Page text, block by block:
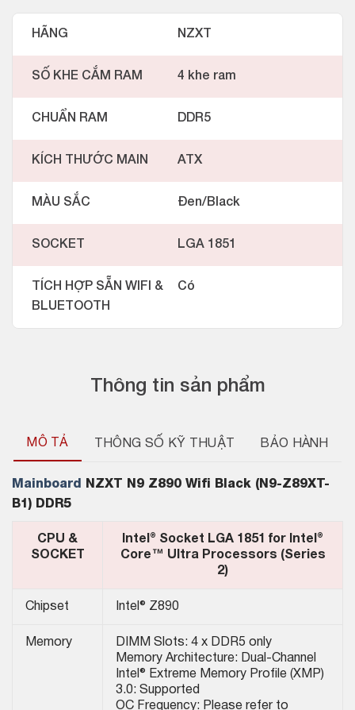
Thông tin sản phẩm
MÔ TẢ THÔNG SỐ KỸ THUẬT BẢO HÀNH
Mainboard
NZXT N9 Z890 Wifi Black (N9-Z89XT-
B1) DDR5
CPU &
SOCKET
Intel® Socket LGA 1851 for Intel®
Core™ Ultra Processors (Series
2)
Chipset Intel® Z890
Memory
DIMM Slots: 4 x DDR5 only
Memory Architecture: Dual-Channel
Intel® Extreme Memory Profile (XMP)
3.0: Supported
OC Frequency: Please refer to
HÃNG NZXT
SỐ KHE CẮM RAM 4 khe ram
CHUẨN RAM DDR5
KÍCH THƯỚC MAIN ATX
MÀU SẮC Đen/Black
SOCKET LGA 1851
TÍCH HỢP SẴN WIFI &
BLUETOOTH
Có